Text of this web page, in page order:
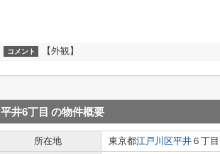
コメント 【外観】
平井6丁目 の物件概要
所在地 東京都江戸川区平井 ６丁目